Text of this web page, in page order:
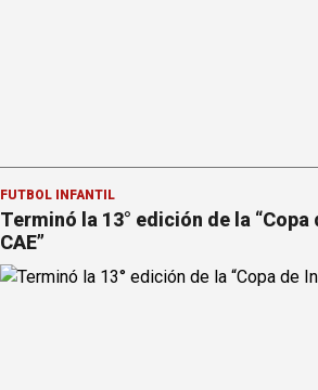
FÚTBOL INFANTIL
Terminó la 13° edición de la “Copa
CAE”